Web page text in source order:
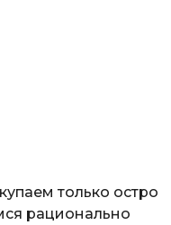
только остро
рационально